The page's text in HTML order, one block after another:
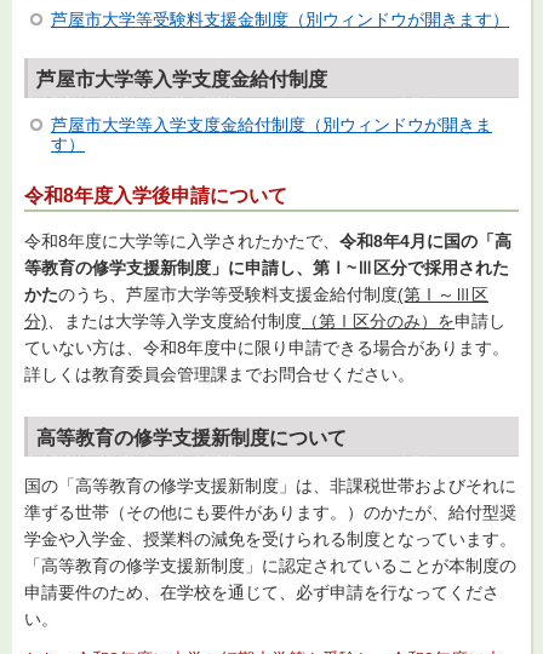
芦屋市大学等受験料支援金制度（別ウィンドウが開きます）
芦屋市大学等入学支度金給付制度
芦屋市大学等入学支度金給付制度（別ウィンドウが開きま
す）
令和8年度入学後申請について
令和8年度に大学等に入学されたかたで、 令和8年4月に国の「高
等教育の修学支援新制度」に申請し、第Ⅰ~Ⅲ区分で採用された
かたのうち、芦屋市大学等受験料支援金給付制度(第Ⅰ～Ⅲ区
分) 、または大学等入学支度給付制度 （第Ⅰ区分のみ）を申請し
ていない方は、令和8年度中に限り申請できる場合があります。
詳しくは教育委員会管理課までお問合せください。
高等教育の修学支援新制度について
国の「高等教育の修学支援新制度」は、非課税世帯およびそれに
準ずる世帯（その他にも要件があります。）のかたが、給付型奨
学金や入学金、授業料の減免を受けられる制度となっています。
「高等教育の修学支援新制度」に認定されていることが本制度の
申請要件のため、在学校を通じて、必ず申請を行なってくださ
い。